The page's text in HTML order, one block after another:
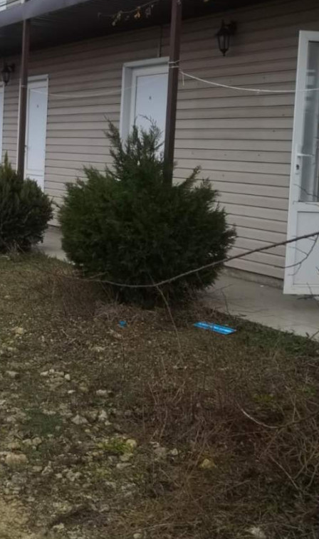
Продам гостиницу.
Готовая, осталось занести мебель. 2 здания: 1здание 168 кв.м.
в нём находятся одноместные номера (удобства находятся на
улице - эконом вариант). Второе здание - 530 кв.м. В нем 1, 2,
3, 4 местные номера (удобства в номерах).
Общая кухня, столовая прачечная, зона отдыха с детьми.
До моря 5-7 минут ходьбы.
Также в шаговой доступности магазины, супермаркеты, кафе,
рестораны, развлекательные зоны.
Гостиница находится вдоль проезжей части на видном месте.
У гостей не вызывает трудности поиска нас.
АЯКС не беспокоить, разговаривать не буду!
При желании просмотра - созвонитесь со мной заранее!!!
Центральное отопление, есть вода.[#3820066#]